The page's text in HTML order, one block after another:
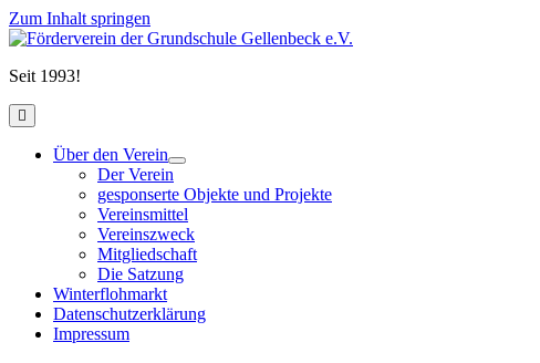
Zum Inhalt springen
Förderverein
Grundschule
e.V.
Seit 1993!
open
primary
Über den Verein
open
child
menu
Der Verein
gesponserte Objekte und Projekte
Vereinsmittel
Vereinszweck
Mitgliedschaft
Die Satzung
Winterflohmarkt
Datenschutzerklärung
Impressum